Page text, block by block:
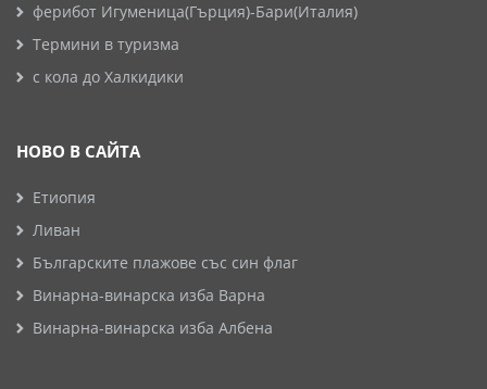
ферибот Игуменица(Гърция)-Бари(Италия)
Термини в туризма
с кола до Халкидики
НОВО В САЙТА
Етиопия
Ливан
Българските плажове със син флаг
Винарна-винарска изба Варна
Винарна-винарска изба Албена